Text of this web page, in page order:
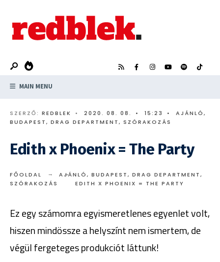
content
MAIN MENU
SZERZŐ: REDBLEK • 2020. 08. 08. • 15:23 • AJÁNLÓ,
BUDAPEST, DRAG DEPARTMENT, SZÓRAKOZÁS
Edith x Phoenix = The Party
FŐOLDAL AJÁNLÓ, BUDAPEST, DRAG DEPARTMENT,
SZÓRAKOZÁS
EDITH X PHOENIX = THE PARTY
Ez egy számomra egyismeretlenes egyenlet volt,
hiszen mindössze a helyszínt nem ismertem, de
végül fergeteges produkciót láttunk!